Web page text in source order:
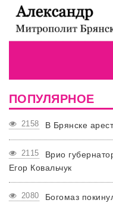
ПОПУЛЯРНОЕ
2158 В Брянске
2115
Врио
Егор Ковальчук
2080
Богомаз